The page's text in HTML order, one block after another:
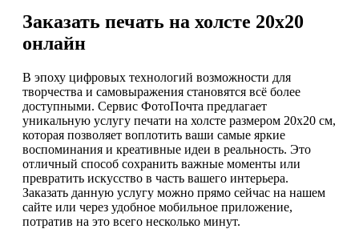
Заказать печать на холсте 20х20
онлайн
В эпоху цифровых технологий возможности для
творчества и самовыражения становятся всё более
доступными. Сервис ФотоПочта предлагает
уникальную услугу печати на холсте размером 20х20 см,
которая позволяет воплотить ваши самые яркие
воспоминания и креативные идеи в реальность. Это
отличный способ сохранить важные моменты или
превратить искусство в часть вашего интерьера.
Заказать данную услугу можно прямо сейчас на нашем
сайте или через удобное мобильное приложение,
потратив на это всего несколько минут.